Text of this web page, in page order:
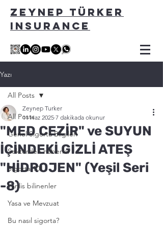
ZEYNEP TÜRKER
INSURANCE
Yazı
All Posts
Genel Sigorta Bilgileri
Sektörden haberler
Sigorta 101
Yanlis bilinenler
Yasa ve Mevzuat
Bu nasıl sigorta?
All Posts
"MED CEZİR" ve SUYUN
İÇİNDEKİ GİZLİ ATEŞ
"HİDROJEN" (Yeşil Seri
-8)
Zeynep Turker
11 Haz 2025 7 dakikada okunur